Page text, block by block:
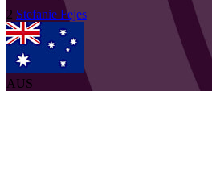
2 Stefanie Fejes
AUS